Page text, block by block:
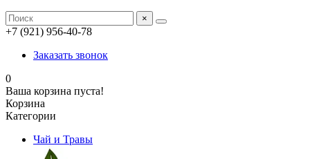
×
+7 (921) 956-40-78
Заказать звонок
0
Ваша корзина пуста!
Корзина
Категории
Чай и Травы